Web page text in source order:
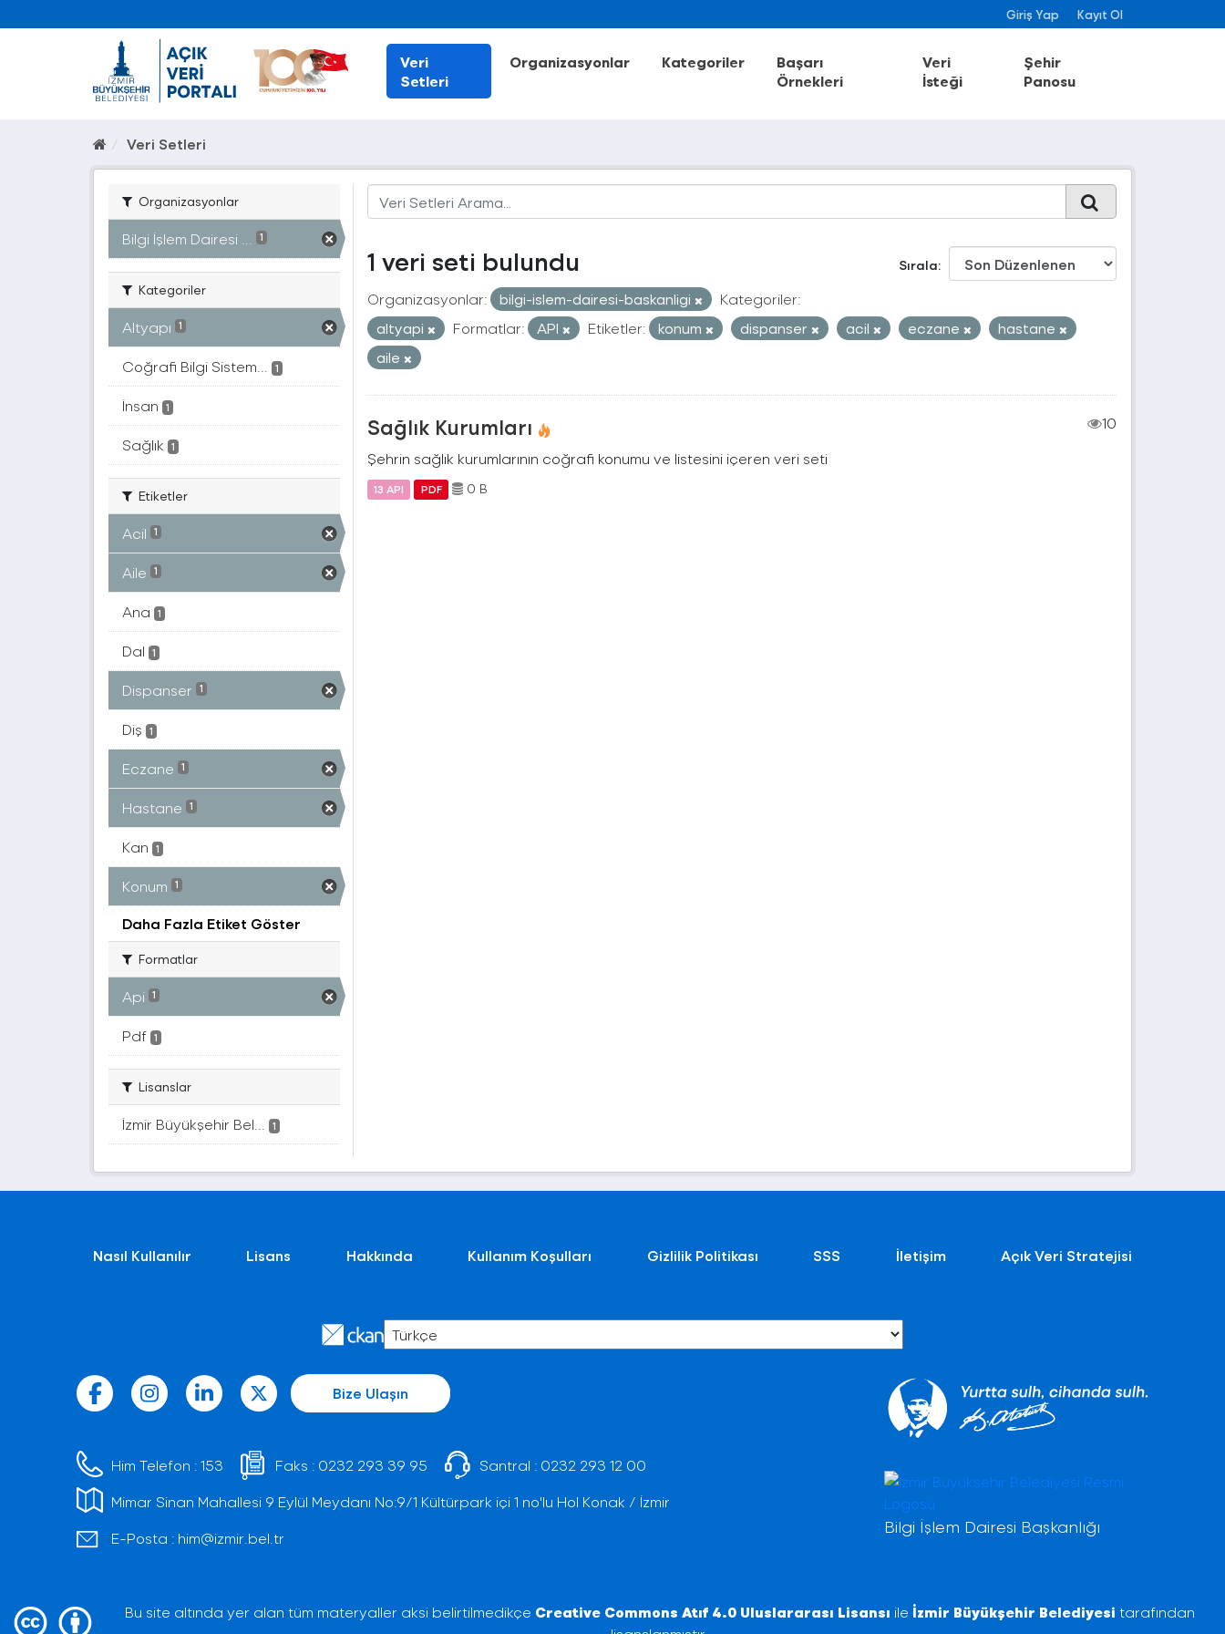
Giriş Yap Kayıt Ol
Veri
Setleri
Organizasyonlar Kategoriler
Başarı
Örnekleri
Veri
İsteği
Şehir
Panosu
Veri Setleri
Organizasyonlar
Bilgi İşlem Dairesi ... 1
Kategoriler
Altyapı 1
Coğrafi Bilgi Sistem... 1
İnsan 1
Sağlık 1
Etiketler
Acil 1
Aile 1
Ana 1
Dal 1
Dispanser 1
Diş 1
Eczane 1
Hastane 1
Kan 1
Konum 1
Daha Fazla Etiket Göster
Formatlar
Api 1
Pdf 1
Lisanslar
İzmir Büyükşehir Bel... 1
Sırala
1 veri seti bulundu
Organizasyonlar: bilgi-islem-dairesi-baskanligi
Kategoriler:
altyapi
Formatlar: API Etiketler: konum dispanser acil eczane
hastane
aile
Sağlık Kurumları
10
Şehrin sağlık kurumlarının coğrafi konumu ve listesini içeren veri seti
13 API PDF 0 B
Nasıl Kullanılır Lisans Hakkında Kullanım Koşulları Gizlilik Politikası SSS İletişim Açık Veri Stratejisi
Bize Ulaşın
Him Telefon :153 Faks : 0232 293 39 95 Santral : 0232 293 12 00
Mimar Sinan Mahallesi 9 Eylül Meydanı No:9/1 Kültürpark içi 1 no'lu Hol Konak / İzmir
E-Posta : him@izmir.bel.tr
Bilgi İşlem Dairesi Başkanlığı
Bu site altında yer alan tüm materyaller aksi belirtilmedikçe Creative Commons Atıf 4.0 Uluslararası Lisansı ile İzmir Büyükşehir Belediyesi tarafından